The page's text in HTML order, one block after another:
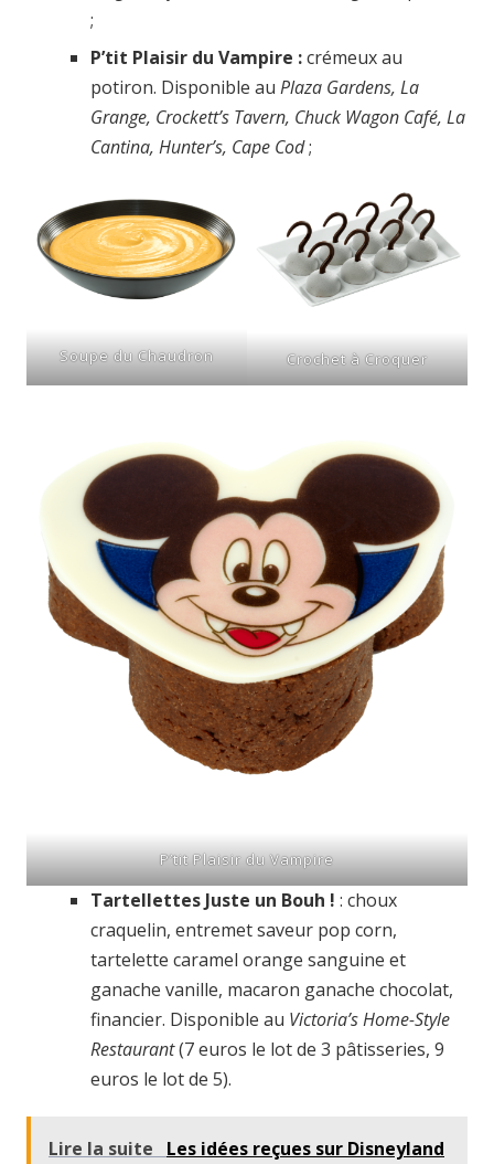
;
P’tit Plaisir du Vampire :crémeux au
potiron. Disponible auPlaza Gardens, La
Grange, Crockett’s Tavern, Chuck Wagon Café, La
Cantina, Hunter’s, Cape Cod;
Soupe du Chaudron Crochet à Croquer
P’tit Plaisir du Vampire
Tartellettes Juste un Bouh !: choux
craquelin, entremet saveur pop corn,
tartelette caramel orange sanguine et
ganache vanille, macaron ganache chocolat,
financier. Disponible au Victoria’s Home-Style
Restaurant(7 euros le lot de 3 pâtisseries, 9
euros le lot de 5).
Lire la suite
Les idées reçues sur Disneyland